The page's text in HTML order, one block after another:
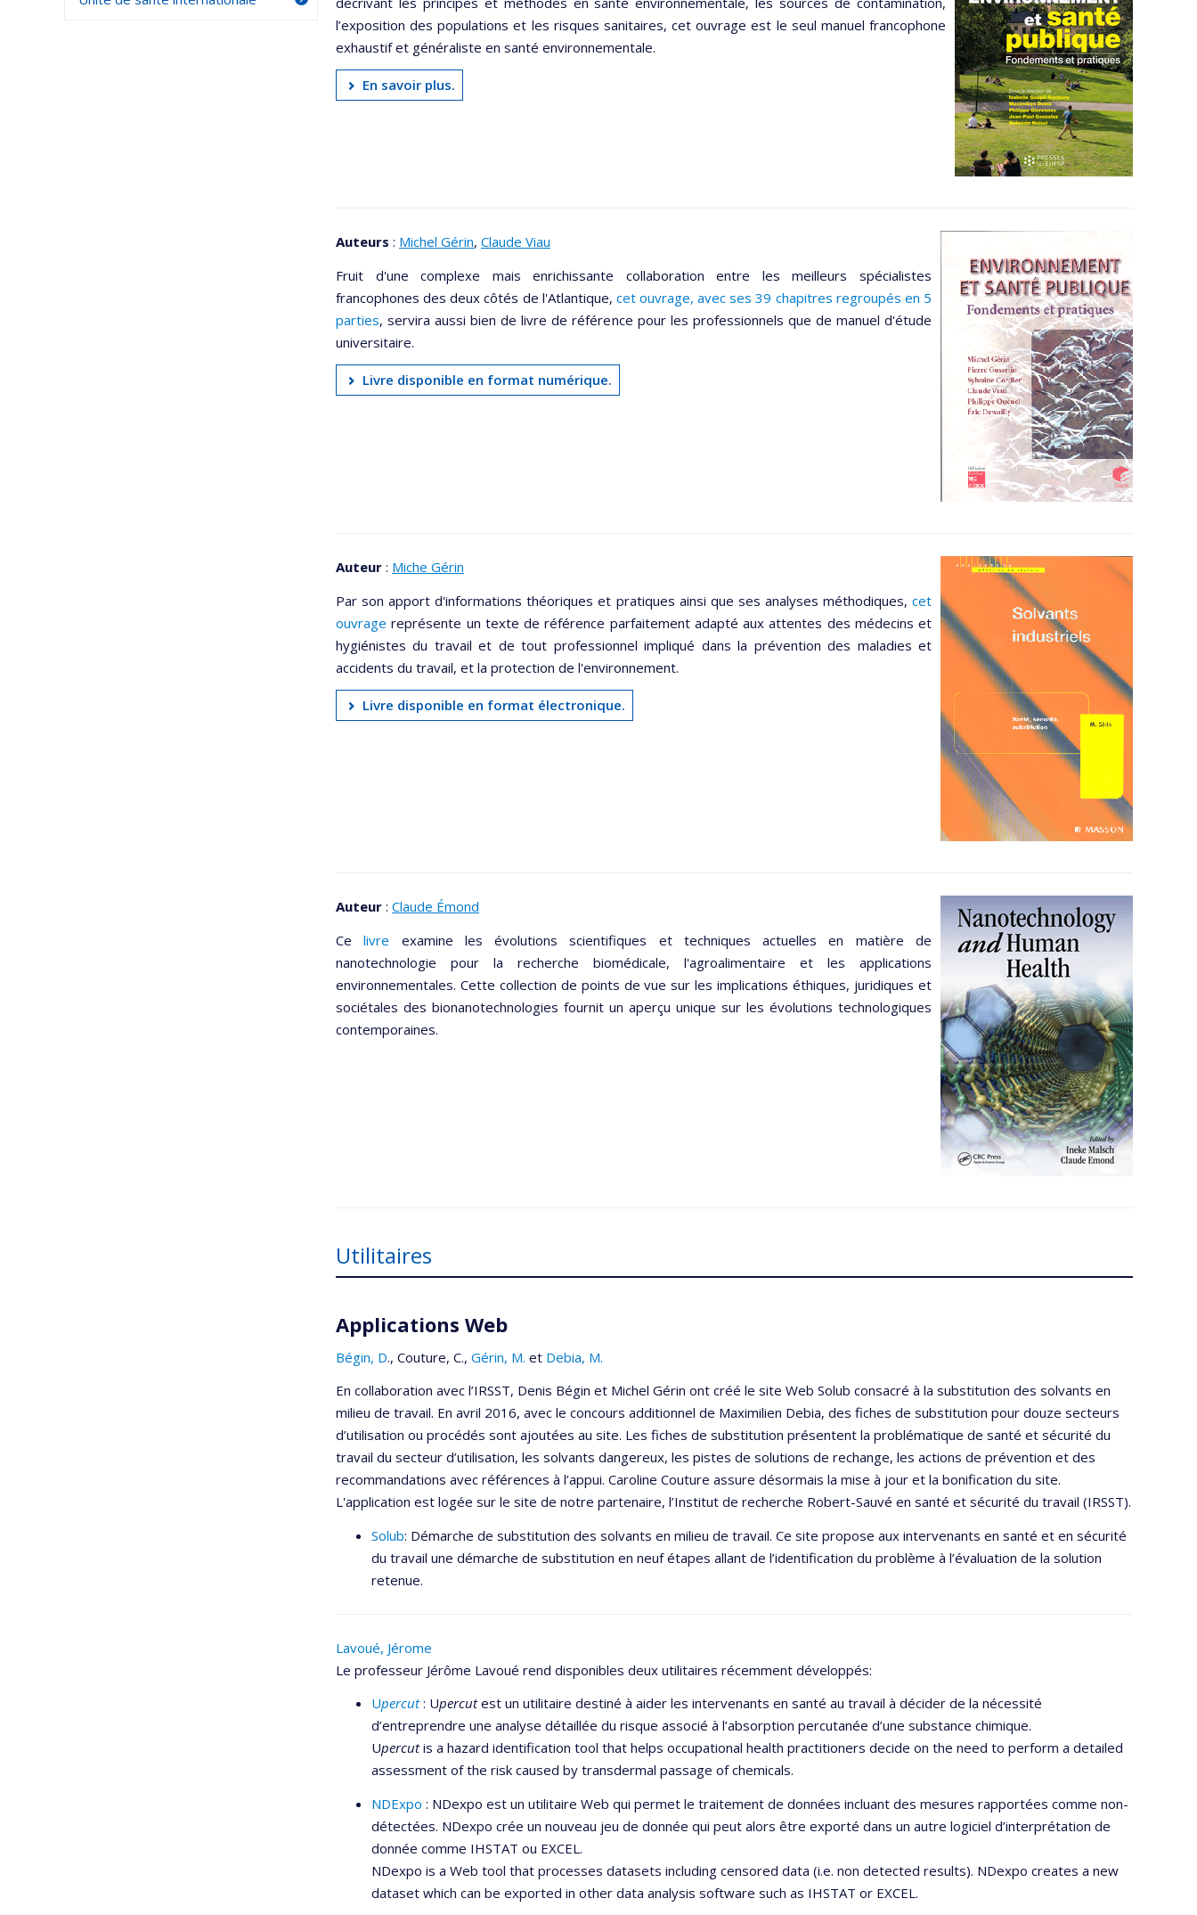
l’exposition des populations et les risques sanitaires, cet ouvrage est le seul manuel francophone
exhaustif et généraliste en santé environnementale.
En savoir plus.
Auteurs : Michel Gérin, Claude Viau
Fruit d'une complexe mais enrichissante collaboration entre les meilleurs spécialistes
francophones des deux côtés de l'Atlantique, cet ouvrage, avec ses 39 chapitres regroupés en 5
parties, servira aussi bien de livre de référence pour les professionnels que de manuel d'étude
universitaire.
Livre disponible en format numérique.
Auteur : Miche Gérin
Par son apport d'informations théoriques et pratiques ainsi que ses analyses méthodiques, cet
ouvrage représente un texte de référence parfaitement adapté aux attentes des médecins et
hygiénistes du travail et de tout professionnel impliqué dans la prévention des maladies et
accidents du travail, et la protection de l'environnement.
Livre disponible en format électronique.
Auteur : Claude Émond
Ce livre examine les évolutions scientifiques et techniques actuelles en matière de
nanotechnologie pour la recherche biomédicale, l'agroalimentaire et les applications
environnementales. Cette collection de points de vue sur les implications éthiques, juridiques et
sociétales des bionanotechnologies fournit un aperçu unique sur les évolutions technologiques
contemporaines.
Utilitaires
Applications Web
Bégin, D., Couture, C., Gérin, M. et Debia, M.
En collaboration avec l’IRSST, Denis Bégin et Michel Gérin ont créé le site Web Solub consacré à la substitution des solvants en
milieu de travail. En avril 2016, avec le concours additionnel de Maximilien Debia, des fiches de substitution pour douze secteurs
d’utilisation ou procédés sont ajoutées au site. Les fiches de substitution présentent la problématique de santé et sécurité du
travail du secteur d’utilisation, les solvants dangereux, les pistes de solutions de rechange, les actions de prévention et des
recommandations avec références à l’appui. Caroline Couture assure désormais la mise à jour et la bonification du site.
L'application est logée sur le site de notre partenaire, l’Institut de recherche Robert-Sauvé en santé et sécurité du travail (IRSST).
Solub: Démarche de substitution des solvants en milieu de travail. Ce site propose aux intervenants en santé et en sécurité
du travail une démarche de substitution en neuf étapes allant de l’identification du problème à l’évaluation de la solution
retenue.
Lavoué, Jérome
Le professeur Jérôme Lavoué rend disponibles deux utilitaires récemment développés:
Upercut: Upercutest un utilitaire destiné à aider les intervenants en santé au travail à décider de la nécessité
d’entreprendre une analyse détaillée du risque associé à l’absorption percutanée d’une substance chimique.
Upercutis a hazard identification tool that helps occupational health practitioners decide on the need to perform a detailed
assessment of the risk caused by transdermal passage of chemicals.
NDExpo : NDexpo est un utilitaire Web qui permet le traitement de données incluant des mesures rapportées comme non-
détectées. NDexpo crée un nouveau jeu de donnée qui peut alors être exporté dans un autre logiciel d’interprétation de
donnée comme IHSTAT ou EXCEL.
NDexpo is a Web tool that processes datasets including censored data (i.e. non detected results). NDexpo creates a new
dataset which can be exported in other data analysis software such as IHSTAT or EXCEL.